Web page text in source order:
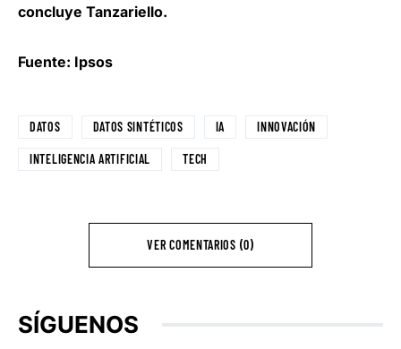
concluye Tanzariello.
Fuente: Ipsos
DATOS DATOS SINTÉTICOS IA INNOVACIÓN
INTELIGENCIA ARTIFICIAL TECH
VER COMENTARIOS (0)
SÍGUENOS